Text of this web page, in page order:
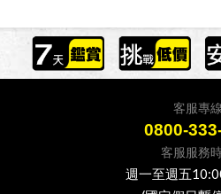
客服專線
0800-
客服服務
週一至週五